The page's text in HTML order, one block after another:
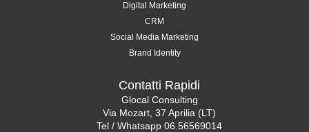
Digital Marketing
CRM
Social Media Marketing
Brand Identity
Contatti Rapidi
Glocal Consulting
Via Mozart, 37 Aprilia (LT)
Tel / Whatsapp 06.56569014